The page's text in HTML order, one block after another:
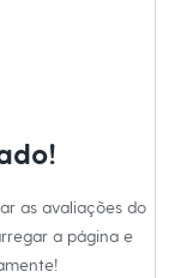
âmbar
as avaliações do
a página e